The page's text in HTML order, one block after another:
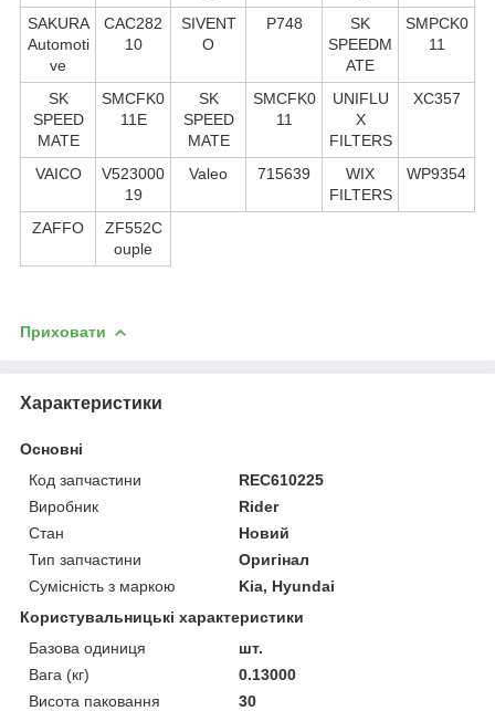
SAKURA
Automoti
ve
CAC282
10
SIVENT
O
P748
SK
SPEEDM
ATE
SMPCK0
11
SK
SPEED
MATE
SMCFK0
11E
SK
SPEED
MATE
SMCFK0
11
UNIFLU
X
FILTERS
XC357
VAICO
V523000
19
Valeo 715639
WIX
FILTERS
WP9354
ZAFFO
ZF552C
ouple
Приховати
Характеристики
Основні
Код запчастини
REC610225
Виробник
Rider
Стан
Новий
Тип запчастини
Оригінал
Сумісність з маркою
Kia, Hyundai
Користувальницькі характеристики
Базова одиниця
шт.
Вага (кг)
0.13000
Висота паковання
30